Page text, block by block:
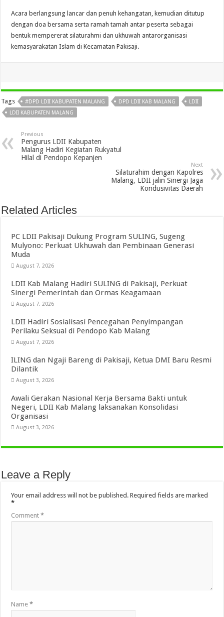
Acara berlangsung lancar dan penuh kehangatan, kemudian ditutup
dengan doa bersama serta ramah tamah antar peserta sebagai
bentuk mempererat silaturahmi dan ukhuwah antarorganisasi
kemasyarakatan Islam di Kecamatan Pakisaji.
Tags #DPD LDII KABUPATEN MALANG DPD LDII KAB MALANG
LDII
LDII KABUPATEN MALANG
Previous
Pengurus LDII Kabupaten
Malang Hadiri Kegiatan Rukyatul
Hilal di Pendopo Kepanjen
Next
Silaturahim dengan Kapolres
Malang, LDII jalin Sinergi Jaga
Kondusivitas Daerah
Related Articles
PC LDII Pakisaji Dukung Program SULING, Sugeng
Mulyono: Perkuat Ukhuwah dan Pembinaan Generasi
Muda
August 7, 2026
LDII Kab Malang Hadiri SULING di Pakisaji, Perkuat
Sinergi Pemerintah dan Ormas Keagamaan
August 7, 2026
LDII Hadiri Sosialisasi Pencegahan Penyimpangan
Perilaku Seksual di Pendopo Kab Malang
August 7, 2026
ILING dan Ngaji Bareng di Pakisaji, Ketua DMI Baru Resmi
Dilantik
August 3, 2026
Awali Gerakan Nasional Kerja Bersama Bakti untuk
Negeri, LDII Kab Malang laksanakan Konsolidasi
Organisasi
August 3, 2026
Leave a Reply
Your email address will not be published. Required fields are marked
*
Comment*
Name*